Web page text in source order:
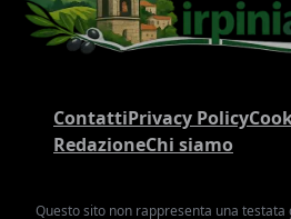
ContattiPrivacy Policy
RedazioneChi siamo
Questo sito non rappresenta una